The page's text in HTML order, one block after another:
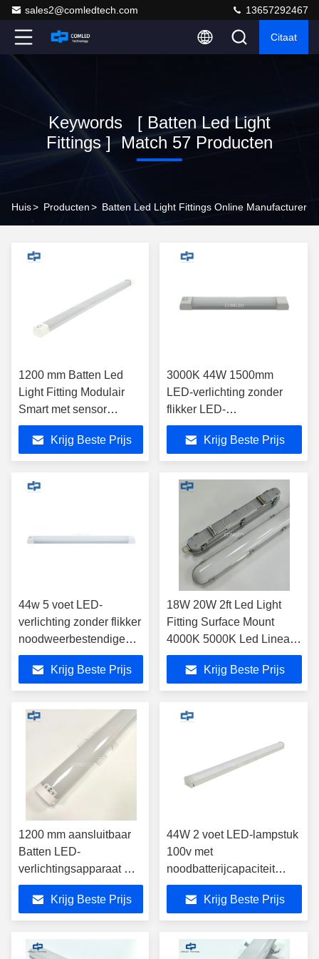
sales2@comledtech.com 13657292467
Citaat
Keywords [ Batten Led Light
Fittings ] Match 57 Producten
Huis> Producten> Batten Led Light Fittings Online Manufacturer
1200 mm Batten Led
Light Fitting Modulair
Smart met sensor
dimming
Krijg Beste Prijs
3000K 44W 1500mm
LED-verlichting zonder
flikker LED-
battenverlichting
Krijg Beste Prijs
44w 5 voet LED-
verlichting zonder flikker
noodweerbestendige
lampen met sensor
Krijg Beste Prijs
18W 20W 2ft Led Light
Fitting Surface Mount
4000K 5000K Led Linear
Strip Light
Krijg Beste Prijs
1200 mm aansluitbaar
Batten LED-
verlichtingsapparaat met
1500mAh batterij en
bewegingssensor
Krijg Beste Prijs
44W 2 voet LED-lampstuk
100v met
noodbatterijcapaciteit
1500mAh
Krijg Beste Prijs